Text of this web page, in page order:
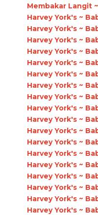
Membakar Langit
Harvey York's ~
Harvey York's ~
Harvey York's ~
Harvey York's ~
Harvey York's ~
Harvey York's ~
Harvey York's ~
Harvey York's ~
Harvey York's ~
Harvey York's ~
Harvey York's ~
Harvey York's ~
Harvey York's ~
Harvey York's ~
Harvey York's ~
Harvey York's ~
Harvey York's ~
Harvey York's ~